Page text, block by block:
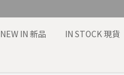
NEW IN 新品 IN STOCK 現貨